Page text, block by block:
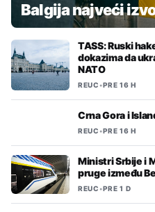
Balgija najveći
TASS: Ruski
dokazima da
NATO
REUC•PRE 16 H
Crna Gora i
REUC•PRE 16 H
Ministri Srbije i
pruge između
REUC•PRE 1 D